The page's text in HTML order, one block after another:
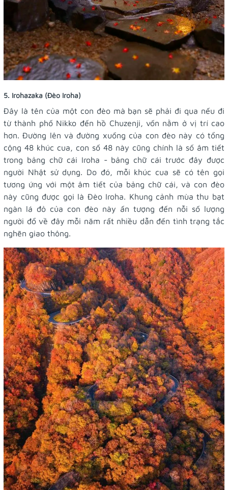
5. Irohazaka (Đèo Iroha)
Đây là tên của một con đèo mà bạn sẽ phải đi qua nếu đi
từ thành phố Nikko đến hồ Chuzenji, vốn nằm ở vị trí cao
hơn. Đường lên và đường xuống của con đèo này có tổng
cộng 48 khúc cua, con số 48 này cũng chính là số âm tiết
trong bảng chữ cái Iroha - bảng chữ cái trước đây được
người Nhật sử dụng. Do đó, mỗi khúc cua sẽ có tên gọi
tương ứng với một âm tiết của bảng chữ cái, và con đèo
này cũng được gọi là Đèo Iroha. Khung cảnh mùa thu bạt
ngàn lá đỏ của con đèo này ấn tượng đến nỗi số lượng
người đổ về đây mỗi năm rất nhiều dẫn đến tình trạng tắc
nghẽn giao thông.